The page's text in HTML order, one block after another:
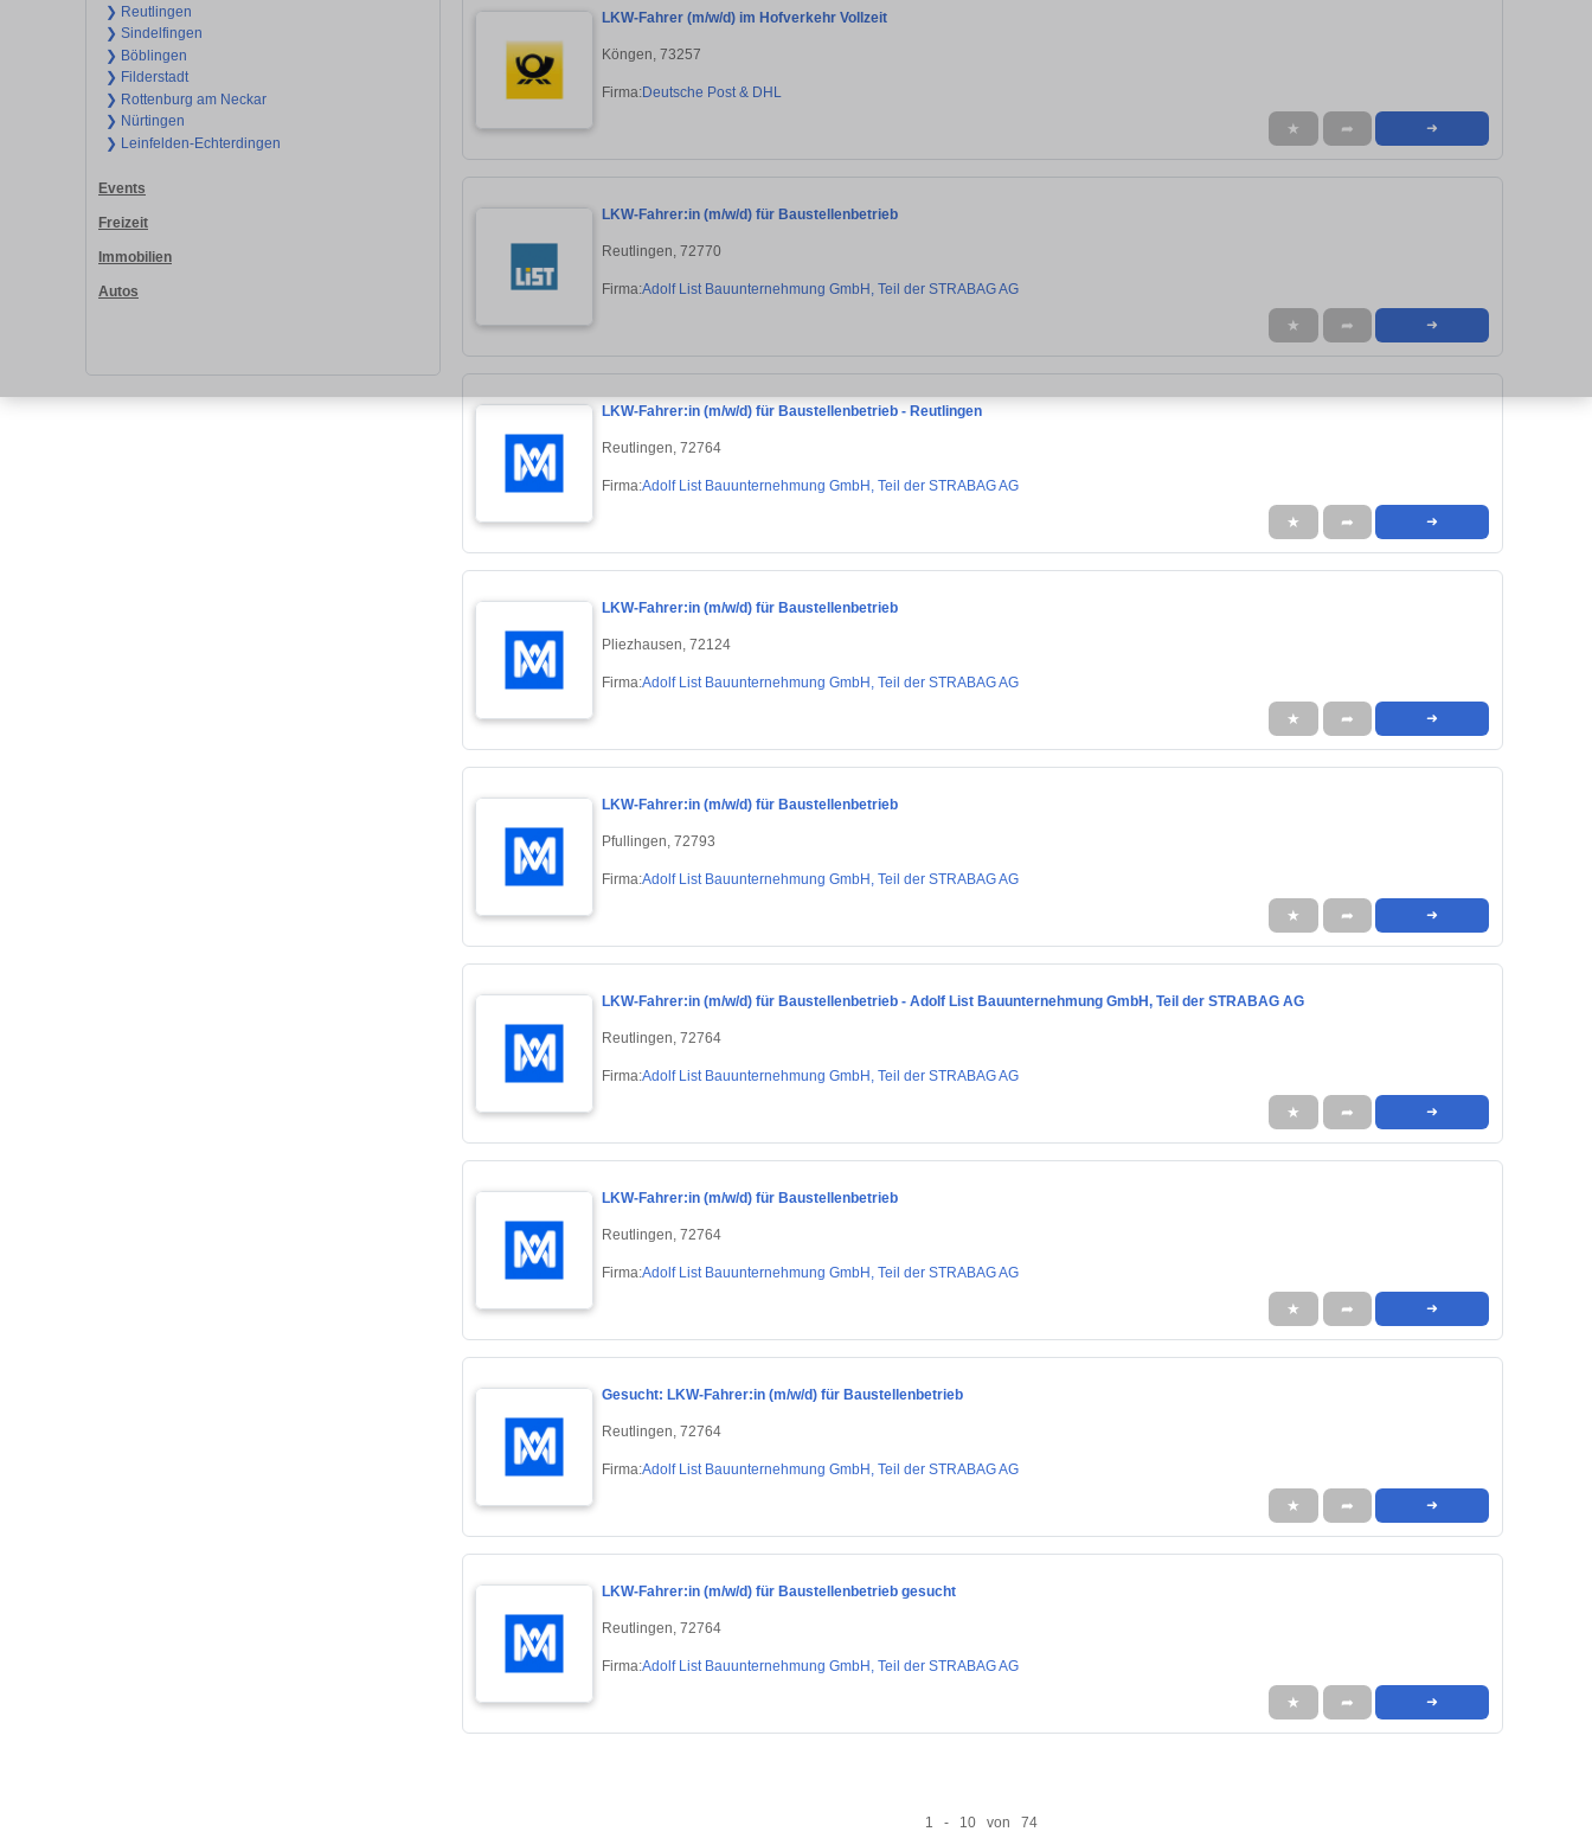
❯ Reutlingen
❯ Sindelfingen
❯ Böblingen
❯ Filderstadt
❯ Rottenburg am Neckar
❯ Nürtingen
❯ Leinfelden-Echterdingen
Events
Freizeit
Immobilien
Autos
LKW-Fahrer (m/w/d) im Hofverkehr Vollzeit
Köngen, 73257
Firma:Deutsche Post & DHL
★ ➦ ➜
LKW-Fahrer:in (m/w/d) für Baustellenbetrieb
Reutlingen, 72770
Firma:Adolf List Bauunternehmung GmbH, Teil der STRABAG AG
★ ➦ ➜
LKW-Fahrer:in (m/w/d) für Baustellenbetrieb - Reutlingen
Reutlingen, 72764
Firma:Adolf List Bauunternehmung GmbH, Teil der STRABAG AG
★ ➦ ➜
LKW-Fahrer:in (m/w/d) für Baustellenbetrieb
Pliezhausen, 72124
Firma:Adolf List Bauunternehmung GmbH, Teil der STRABAG AG
★ ➦ ➜
LKW-Fahrer:in (m/w/d) für Baustellenbetrieb
Pfullingen, 72793
Firma:Adolf List Bauunternehmung GmbH, Teil der STRABAG AG
★ ➦ ➜
LKW-Fahrer:in (m/w/d) für Baustellenbetrieb - Adolf List Bauunternehmung GmbH, Teil der STRABAG AG
Reutlingen, 72764
Firma:Adolf List Bauunternehmung GmbH, Teil der STRABAG AG
★ ➦ ➜
LKW-Fahrer:in (m/w/d) für Baustellenbetrieb
Reutlingen, 72764
Firma:Adolf List Bauunternehmung GmbH, Teil der STRABAG AG
★ ➦ ➜
Gesucht: LKW-Fahrer:in (m/w/d) für Baustellenbetrieb
Reutlingen, 72764
Firma:Adolf List Bauunternehmung GmbH, Teil der STRABAG AG
★ ➦ ➜
LKW-Fahrer:in (m/w/d) für Baustellenbetrieb gesucht
Reutlingen, 72764
Firma:Adolf List Bauunternehmung GmbH, Teil der STRABAG AG
★ ➦ ➜
1 - 10 von 74